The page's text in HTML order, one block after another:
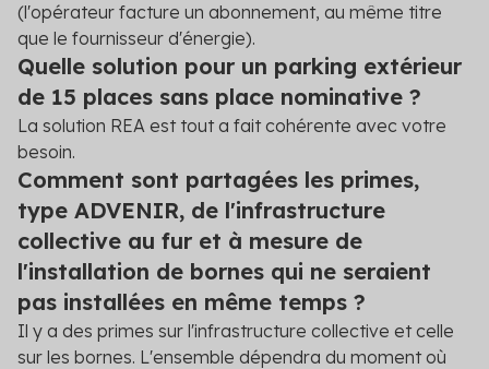
(l'opérateur facture un abonnement, au même titre
que le fournisseur d'énergie).
Quelle solution pour un parking extérieur
de 15 places sans place nominative ?
La solution REA est tout a fait cohérente avec votre
besoin.
Comment sont partagées les primes,
type ADVENIR, de l'infrastructure
collective au fur et à mesure de
l'installation de bornes qui ne seraient
pas installées en même temps ?
Il y a des primes sur l'infrastructure collective et celle
sur les bornes. L'ensemble dépendra du moment où